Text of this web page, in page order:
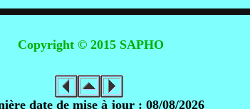
Copyright © 2015 SAPHO
date de mise à jour : 08/08/2026